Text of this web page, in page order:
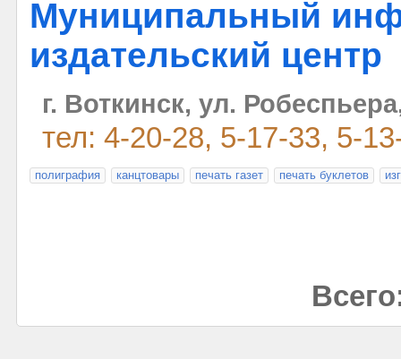
Муниципальный
издательский центр
г. Воткинск, ул.
тел: 4-20-28, 5-17-33, 5-
полиграфия канцтовары печать газет печать буклетов